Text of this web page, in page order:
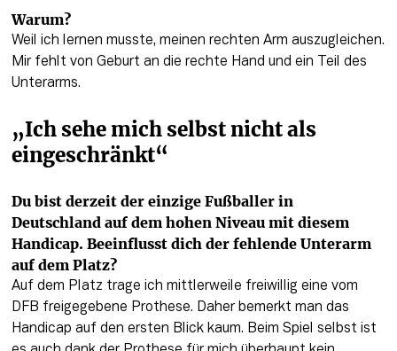
Warum?
Weil ich lernen musste, meinen rechten Arm auszugleichen.
Mir fehlt von Geburt an die rechte Hand und ein Teil des
Unterarms.
„Ich sehe mich selbst nicht als
eingeschränkt“
Du bist derzeit der einzige Fußballer in
Deutschland auf dem hohen Niveau mit diesem
Handicap. Beeinflusst dich der fehlende Unterarm
auf dem Platz?
Auf dem Platz trage ich mittlerweile freiwillig eine vom
DFB freigegebene Prothese. Daher bemerkt man das
Handicap auf den ersten Blick kaum. Beim Spiel selbst ist